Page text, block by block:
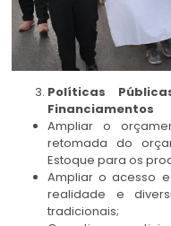
Políticas
Financiamentos
Ampliar o
retomada do
Estoque para os
Ampliar o acesso
realidade e
tradicionais;